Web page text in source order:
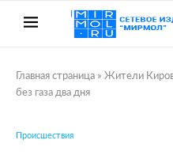
Главная страница » Жители
без газа два дня
Происшествия